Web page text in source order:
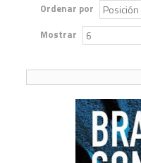
Ordenar por
Mostrar